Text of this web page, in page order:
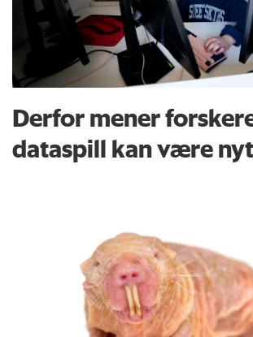
Derfor mener
dataspill kan være